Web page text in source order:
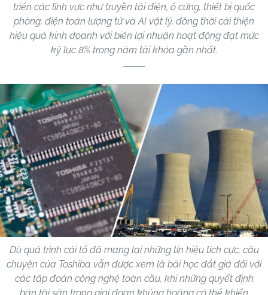
triển các lĩnh vực như truyền tải điện, ổ cứng, thiết bị quốc
phòng, điện toán lượng tử và AI vật lý, đồng thời cải thiện
hiệu quả kinh doanh với biên lợi nhuận hoạt động đạt mức
kỷ lục 8% trong năm tài khóa gần nhất.
Dù quá trình cải tổ đã mang lại những tín hiệu tích cực, câu
chuyện của Toshiba vẫn được xem là bài học đắt giá đối với
các tập đoàn công nghệ toàn cầu, khi những quyết định